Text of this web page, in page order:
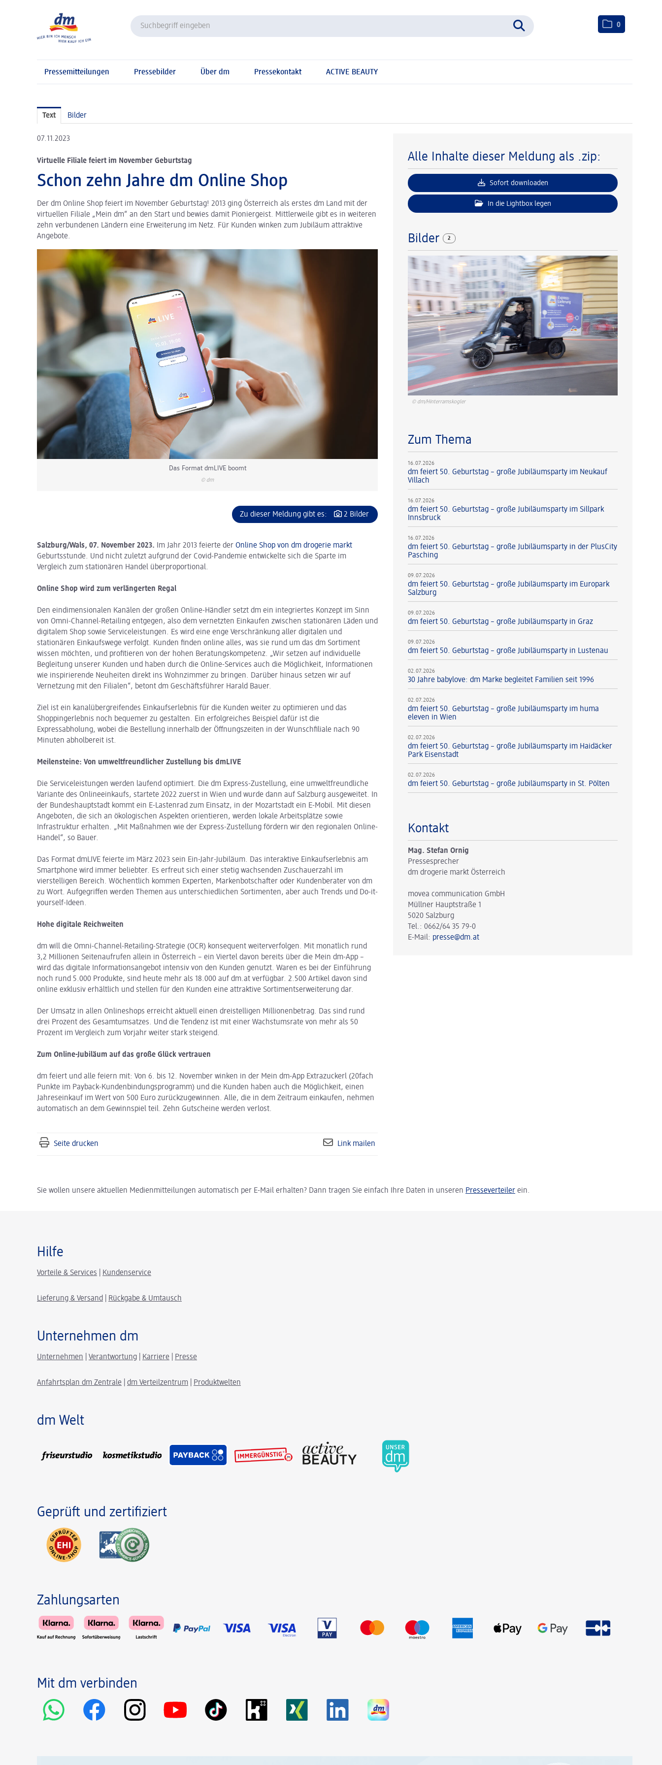
0
Pressemitteilungen Pressebilder Über dm Pressekontakt ACTIVE BEAUTY
Text Bilder
07.11.2023
Virtuelle Filiale feiert im November Geburtstag
Schon zehn Jahre dm Online Shop
Der dm Online Shop feiert im November Geburtstag! 2013 ging Österreich als erstes dm Land mit der
virtuellen Filiale „Mein dm“ an den Start und bewies damit Pioniergeist. Mittlerweile gibt es in weiteren
zehn verbundenen Ländern eine Erweiterung im Netz. Für Kunden winken zum Jubiläum attraktive
Angebote.
Das Format dmLIVE boomt
© dm
Zu dieser Meldung gibt es: 2 Bilder
Salzburg/Wals, 07. November 2023. Im Jahr 2013 feierte der Online Shop von dm drogerie markt
Geburtsstunde. Und nicht zuletzt aufgrund der Covid-Pandemie entwickelte sich die Sparte im
Vergleich zum stationären Handel überproportional.
Online Shop wird zum verlängerten Regal
Den eindimensionalen Kanälen der großen Online-Händler setzt dm ein integriertes Konzept im Sinn
von Omni-Channel-Retailing entgegen, also dem vernetzten Einkaufen zwischen stationären Läden und
digitalem Shop sowie Serviceleistungen. Es wird eine enge Verschränkung aller digitalen und
stationären Einkaufswege verfolgt. Kunden finden online alles, was sie rund um das dm Sortiment
wissen möchten, und profitieren von der hohen Beratungskompetenz. „Wir setzen auf individuelle
Begleitung unserer Kunden und haben durch die Online-Services auch die Möglichkeit, Informationen
wie inspirierende Neuheiten direkt ins Wohnzimmer zu bringen. Darüber hinaus setzen wir auf
Vernetzung mit den Filialen“, betont dm Geschäftsführer Harald Bauer.
Ziel ist ein kanalübergreifendes Einkaufserlebnis für die Kunden weiter zu optimieren und das
Shoppingerlebnis noch bequemer zu gestalten. Ein erfolgreiches Beispiel dafür ist die
Expressabholung, wobei die Bestellung innerhalb der Öffnungszeiten in der Wunschfiliale nach 90
Minuten abholbereit ist.
Meilensteine: Von umweltfreundlicher Zustellung bis dmLIVE
Die Serviceleistungen werden laufend optimiert. Die dm Express-Zustellung, eine umweltfreundliche
Variante des Onlineeinkaufs, startete 2022 zuerst in Wien und wurde dann auf Salzburg ausgeweitet. In
der Bundeshauptstadt kommt ein E-Lastenrad zum Einsatz, in der Mozartstadt ein E-Mobil. Mit diesen
Angeboten, die sich an ökologischen Aspekten orientieren, werden lokale Arbeitsplätze sowie
Infrastruktur erhalten. „Mit Maßnahmen wie der Express-Zustellung fördern wir den regionalen Online-
Handel“, so Bauer.
Das Format dmLIVE feierte im März 2023 sein Ein-Jahr-Jubiläum. Das interaktive Einkaufserlebnis am
Smartphone wird immer beliebter. Es erfreut sich einer stetig wachsenden Zuschauerzahl im
vierstelligen Bereich. Wöchentlich kommen Experten, Markenbotschafter oder Kundenberater von dm
zu Wort. Aufgegriffen werden Themen aus unterschiedlichen Sortimenten, aber auch Trends und Do-it-
yourself-Ideen.
Hohe digitale Reichweiten
dm will die Omni-Channel-Retailing-Strategie (OCR) konsequent weiterverfolgen. Mit monatlich rund
3,2 Millionen Seitenaufrufen allein in Österreich – ein Viertel davon bereits über die Mein dm-App –
wird das digitale Informationsangebot intensiv von den Kunden genutzt. Waren es bei der Einführung
noch rund 5.000 Produkte, sind heute mehr als 18.000 auf dm.at verfügbar. 2.500 Artikel davon sind
online exklusiv erhältlich und stellen für den Kunden eine attraktive Sortimentserweiterung dar.
Der Umsatz in allen Onlineshops erreicht aktuell einen dreistelligen Millionenbetrag. Das sind rund
drei Prozent des Gesamtumsatzes. Und die Tendenz ist mit einer Wachstumsrate von mehr als 50
Prozent im Vergleich zum Vorjahr weiter stark steigend.
Zum Online-Jubiläum auf das große Glück vertrauen
dm feiert und alle feiern mit: Von 6. bis 12. November winken in der Mein dm-App Extrazuckerl (20fach
Punkte im Payback-Kundenbindungsprogramm) und die Kunden haben auch die Möglichkeit, einen
Jahreseinkauf im Wert von 500 Euro zurückzugewinnen. Alle, die in dem Zeitraum einkaufen, nehmen
automatisch an dem Gewinnspiel teil. Zehn Gutscheine werden verlost.
Seite drucken Link mailen
Alle Inhalte dieser Meldung als .zip:
Sofort downloaden
In die Lightbox legen
Bilder 2
© dm/Hinterramskogler
Zum Thema
16.07.2026
dm feiert 50. Geburtstag – große Jubiläumsparty im Neukauf
Villach
16.07.2026
dm feiert 50. Geburtstag – große Jubiläumsparty im Sillpark
Innsbruck
16.07.2026
dm feiert 50. Geburtstag – große Jubiläumsparty in der PlusCity
Pasching
09.07.2026
dm feiert 50. Geburtstag – große Jubiläumsparty im Europark
Salzburg
09.07.2026
dm feiert 50. Geburtstag – große Jubiläumsparty in Graz
09.07.2026
dm feiert 50. Geburtstag – große Jubiläumsparty in Lustenau
02.07.2026
30 Jahre babylove: dm Marke begleitet Familien seit 1996
02.07.2026
dm feiert 50. Geburtstag – große Jubiläumsparty im huma
eleven in Wien
02.07.2026
dm feiert 50. Geburtstag – große Jubiläumsparty im Haidäcker
Park Eisenstadt
02.07.2026
dm feiert 50. Geburtstag – große Jubiläumsparty in St. Pölten
Kontakt
Mag. Stefan Ornig
Pressesprecher
dm drogerie markt Österreich
movea communication GmbH
Müllner Hauptstraße 1
5020 Salzburg
Tel.: 0662/64 35 79-0
E-Mail: presse@dm.at
Sie wollen unsere aktuellen Medienmitteilungen automatisch per E-Mail erhalten? Dann tragen Sie einfach Ihre Daten in unseren Presseverteiler ein.
Hilfe
Vorteile & Services Kundenservice
Lieferung & Versand Rückgabe & Umtausch
Unternehmen dm
Unternehmen Verantwortung Karriere Presse
Anfahrtsplan dm Zentrale dm Verteilzentrum Produktwelten
dm Welt
Geprüft und zertifiziert
Zahlungsarten
Mit dm verbinden